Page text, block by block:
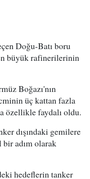
Doğu-Batı boru
büyük rafinerilerinin
Boğazı'nın
üç kattan fazla
özellikle faydalı oldu.
dışındaki gemilere
bir adım olarak
hedeflerin tanker